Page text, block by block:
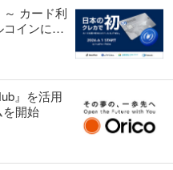
カード利
インに。
ポイント
」に交換す
』を活用
を開始